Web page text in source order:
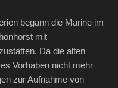
begann die Marine im
mit
Da die alten
Vorhaben nicht mehr
zur Aufnahme von